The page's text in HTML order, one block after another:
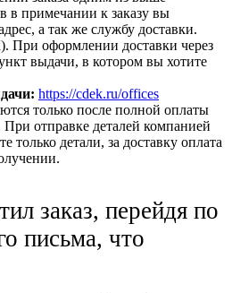
в примечании к заказу вы
а так же службу доставки.
оформлении доставки через
выдачи, в котором вы хотите
https://cdek.ru/offices
только после полной оплаты
При отправке деталей компанией
только детали, за доставку оплата
заказ, перейдя по
письма, что